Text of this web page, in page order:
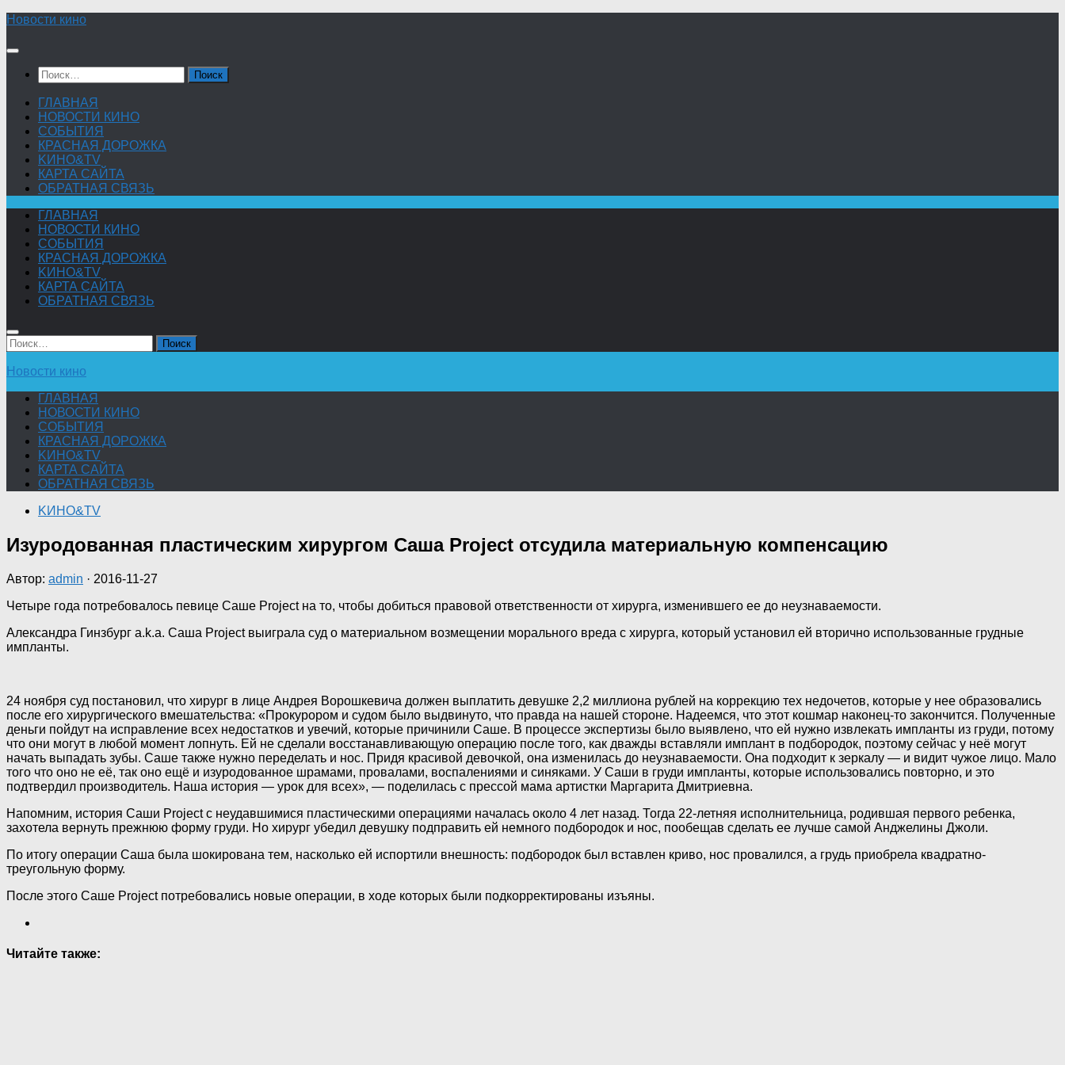
Skip
content
Новости кино
Найти:
ГЛАВНАЯ
НОВОСТИ КИНО
СОБЫТИЯ
КРАСНАЯ ДОРОЖКА
KИНО&TV
КАРТА САЙТА
ОБРАТНАЯ СВЯЗЬ
ГЛАВНАЯ
НОВОСТИ КИНО
СОБЫТИЯ
КРАСНАЯ ДОРОЖКА
KИНО&TV
КАРТА САЙТА
ОБРАТНАЯ СВЯЗЬ
Найти:
Новости кино
ГЛАВНАЯ
НОВОСТИ КИНО
СОБЫТИЯ
КРАСНАЯ ДОРОЖКА
KИНО&TV
КАРТА САЙТА
ОБРАТНАЯ СВЯЗЬ
KИНО&TV
Изуродованная пластическим хирургом Саша Project отсудила материальную компенсацию
Автор: admin · 2016-11-27
Четыре года потребовалось певице Саше Project на то, чтобы добиться правовой ответственности от хирурга, изменившего ее до неузнаваемости.
Александра Гинзбург a.k.a. Саша Project выиграла суд о материальном возмещении морального вреда с хирурга, который установил ей вторично использованные грудные
импланты.
24 ноября суд постановил, что хирург в лице Андрея Ворошкевича должен выплатить девушке 2,2 миллиона рублей на коррекцию тех недочетов, которые у нее образовались
после его хирургического вмешательства: «Прокурором и судом было выдвинуто, что правда на нашей стороне. Надеемся, что этот кошмар наконец-то закончится. Полученные
деньги пойдут на исправление всех недостатков и увечий, которые причинили Саше. В процессе экспертизы было выявлено, что ей нужно извлекать импланты из груди, потому
что они могут в любой момент лопнуть. Ей не сделали восстанавливающую операцию после того, как дважды вставляли имплант в подбородок, поэтому сейчас у неё могут
начать выпадать зубы. Саше также нужно переделать и нос. Придя красивой девочкой, она изменилась до неузнаваемости. Она подходит к зеркалу — и видит чужое лицо. Мало
того что оно не её, так оно ещё и изуродованное шрамами, провалами, воспалениями и синяками. У Саши в груди импланты, которые использовались повторно, и это
подтвердил производитель. Наша история — урок для всех», — поделилась с прессой мама артистки Маргарита Дмитриевна.
Напомним, история Саши Project с неудавшимися пластическими операциями началась около 4 лет назад. Тогда 22-летняя исполнительница, родившая первого ребенка,
захотела вернуть прежнюю форму груди. Но хирург убедил девушку подправить ей немного подбородок и нос, пообещав сделать ее лучше самой Анджелины Джоли.
По итогу операции Саша была шокирована тем, насколько ей испортили внешность: подбородок был вставлен криво, нос провалился, а грудь приобрела квадратно-
треугольную форму.
После этого Саше Project потребовались новые операции, в ходе которых были подкорректированы изъяны.
Читайте также: